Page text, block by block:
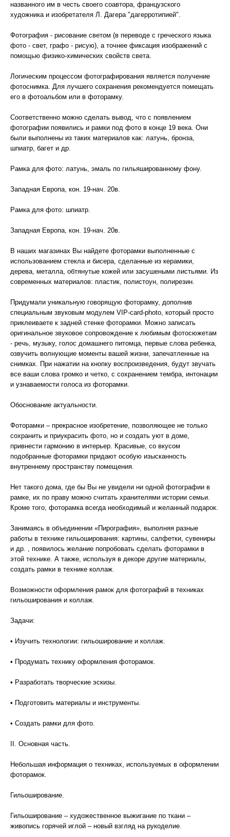
названного им в честь своего соавтора, французского
художника и изобретателя Л. Дагера "дагерротипией".
Фотография - рисование светом (в переводе с греческого языка
фото - свет, графо - рисую), а точнее фиксация изображений с
помощью физико-химических свойств света.
Логическим процессом фотографирования является получение
фотоснимка. Для лучшего сохранения рекомендуется помещать
его в фотоальбом или в фоторамку.
Соответственно можно сделать вывод, что с появлением
фотографии появились и рамки под фото в конце 19 века. Они
были выполнены из таких материалов как: латунь, бронза,
шпиатр, багет и др.
Рамка для фото: латунь, эмаль по гильяшированному фону.
Западная Европа, кон. 19-нач. 20в.
Рамка для фото: шпиатр.
Западная Европа, кон. 19-нач. 20в.
В наших магазинах Вы найдете фоторамки выполненные с
использованием стекла и бисера, сделанные из керамики,
дерева, металла, обтянутые кожей или засушеными листьями. Из
современных материалов: пластик, полистоун, полирезин.
Придумали уникальную говорящую фоторамку, дополнив
специальным звуковым модулем VIP-card-photo, который просто
приклеиваете к задней стенке фоторамки. Можно записать
оригинальное звуковое сопровождение к любимым фотосюжетам
- речь, музыку, голос домашнего питомца, первые слова ребенка,
озвучить волнующие моменты вашей жизни, запечатленные на
снимках. При нажатии на кнопку воспроизведения, будут звучать
все ваши слова громко и четко, с сохранением тембра, интонации
и узнаваемости голоса из фоторамки.
Обоснование актуальности.
Фоторамки – прекрасное изобретение, позволяющее не только
сохранить и приукрасить фото, но и создать уют в доме,
привнести гармонию в интерьер. Красивые, со вкусом
подобранные фоторамки придают особую изысканность
внутреннему пространству помещения.
Нет такого дома, где бы Вы не увидели ни одной фотографии в
рамке, их по праву можно считать хранителями истории семьи.
Кроме того, фоторамка всегда необходимый и желанный подарок.
Занимаясь в объединении «Пирография», выполняя разные
работы в технике гильоширования: картины, салфетки, сувениры
и др. , появилось желание попробовать сделать фоторамки в
этой технике. А также, используя в декоре другие материалы,
создать рамки в технике коллаж.
Возможности оформления рамок для фотографий в техниках
гильоширования и коллаж.
Задачи:
• Изучить технологии: гильоширование и коллаж.
• Продумать технику оформления фоторамок.
• Разработать творческие эскизы.
• Подготовить материалы и инструменты.
• Создать рамки для фото.
II. Основная часть.
Небольшая информация о техниках, используемых в оформлении
фоторамок.
Гильоширование.
Гильоширование – художественное выжигание по ткани –
живопись горячей иглой – новый взгляд на рукоделие.